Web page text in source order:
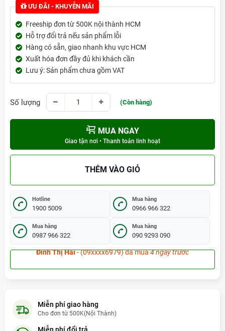
ƯU ĐÃI - KHUYỄN MÃI
Freeship đơn từ 500K nội thành HCM
Hỗ trợ đổi trả nếu sản phẩm lỗi
Hàng có sẵn, giao nhanh khu vực HCM
Xuất hóa đơn đầy đủ khi khách cần
Lưu ý: Sản phẩm chưa gồm VAT
Số lượng (Còn hàng)
MUA NGAY
Giao tận nơi • Thanh toán linh hoạt
THÊM VÀO GIỎ
Hotline
1900 5009
Mua hàng
0966 966 322
Mua hàng
0987 966 322
Mua hàng
090 9293 090
Cao Duy Tâm
Döông Coâng Ñöùc - (09xxxx7632) đã mua
Miễn phí giao hàng
Cho đơn từ 500K(Nội Thành)